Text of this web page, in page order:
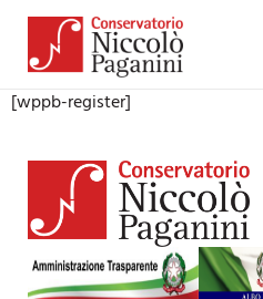
contenuto
[wppb-register]